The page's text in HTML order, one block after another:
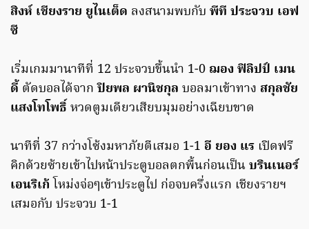
สิงห์ เชียงราย ยูไนเต็ด ลงสนามพบกับ พีที ประจวบ เอฟ
ซี
เริ่มเกมมานาทีที่ 12 ประจวบขึ้นนำ 1-0 ฌอง ฟิลิปป์ เมน
ดี้ ตัดบอลได้จากปิยพล ผานิชกุล บอลมาเข้าทาง สกุลชัย
แสงโทโพธิ์ หวดตูมเดียวเสียบมุมอย่างเฉียบขาด
นาทีที่ 37 กว่างโซ้งมหาภัยตีเสมอ 1-1 อี ยอง แร เปิดฟรี
คิกด้วยซ้ายเข้าไปหน้าประตูบอลตกพื้นก่อนเป็นบรินเนอร์
เอนริเก้ โหม่งจ่อๆเข้าประตูไป ก่อจบครึ่งแรก เชียงรายฯ
เสมอกับ ประจวบ 1-1